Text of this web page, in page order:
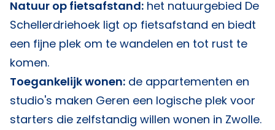
Natuur op fietsafstand: het natuurgebied De
Schellerdriehoek ligt op fietsafstand en biedt
een fijne plek om te wandelen en tot rust te
komen.
Toegankelijk wonen: de appartementen en
studio's maken Geren een logische plek voor
starters die zelfstandig willen wonen in Zwolle.